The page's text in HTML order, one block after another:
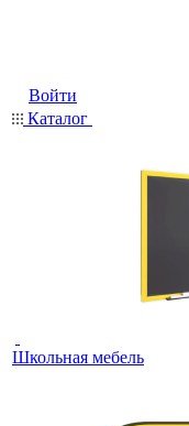
Войти
Каталог
Школьная мебель